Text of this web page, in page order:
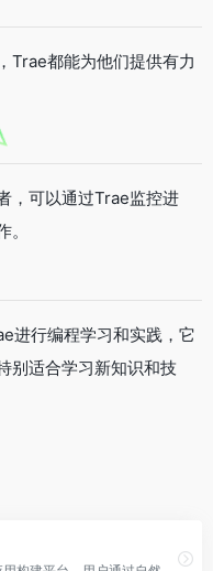
Trae都能为他们提供有力
，可以通过Trae监控进
进行编程学习和实践，它
别适合学习新知识和技